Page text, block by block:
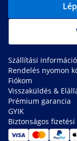
Szállítási
Rendelés nyomon
Fiókom
Visszaküldés &
Prémium garancia
GYIK
Biztonságos